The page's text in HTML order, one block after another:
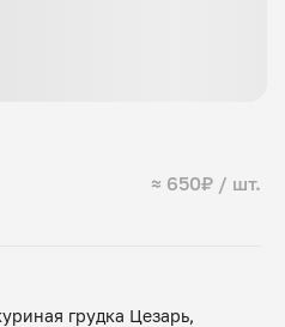
≈ 650₽ / шт.
грудка Цезарь,